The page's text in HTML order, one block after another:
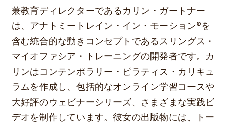
兼教育ディレクターであるカリン・ガートナー
は、アナトミートレイン・イン・モーション®を
含む統合的な動きコンセプトであるスリングス・
マイオファシア・トレーニングの開発者です。カ
リンはコンテンポラリー・ピラティス・カリキュ
ラムを作成し、包括的なオンライン学習コースや
大好評のウェビナーシリーズ、さまざまな実践ビ
デオを制作しています。彼女の出版物には、トー